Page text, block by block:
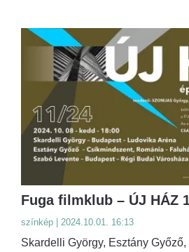
Fuga filmklub – ÚJ HÁZ
színkép | 2024.10.01. 16:13
Skardelli György, Esztány